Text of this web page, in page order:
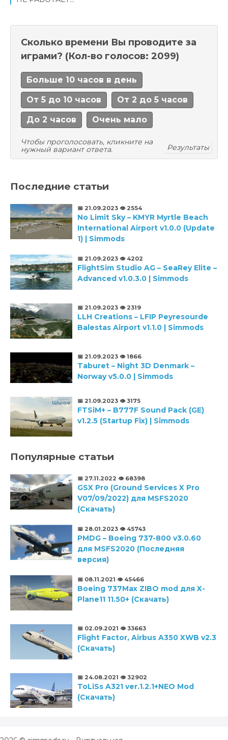
Сколько времени Вы проводите за
играми? (Кол-во голосов: 2099)
Больше 10 часов в день
От 5 до 10 часов От 2 до 5 часов
До 2 часов Очень мало
Чтобы проголосовать, кликните на
нужный вариант ответа.
Результаты
Последние статьи
📅 21.09.2023 👁️ 2554
No Limit Sky – KMYR Myrtle Beach
International Airport v1.0.0 (Update
1) | Simmods
📅 21.09.2023 👁️ 4202
FlightSim Studio AG – SeaRey Elite –
Advanced v1.0.3.0 | Simmods
📅 21.09.2023 👁️ 2319
LLH Creations – LFIP Peyresourde
Balestas Airport v1.1.0 | Simmods
📅 21.09.2023 👁️ 1866
Taburet – Night 3D Denmark –
Norway v5.0.0 | Simmods
📅 21.09.2023 👁️ 3175
FTSiM+ – B777F Sound Pack (GE)
v1.2.5 (Startup Fix) | Simmods
Популярные статьи
📅 27.11.2022 👁️ 68398
GSX Pro (Ground Services X Pro
V07/09/2022) для MSFS2020
(Скачать)
📅 28.01.2023 👁️ 45743
PMDG – Boeing 737-800 v3.0.60
для MSFS2020 (Последняя
версия)
📅 08.11.2021 👁️ 45466
Boeing 737Max ZIBO mod для X-
Plane11 11.50+ (Скачать)
📅 02.09.2021 👁️ 33663
Flight Factor, Airbus A350 XWB v2.3
(Скачать)
📅 24.08.2021 👁️ 32902
ToLiSs A321 ver.1.2.1+NEO Mod
(Скачать)